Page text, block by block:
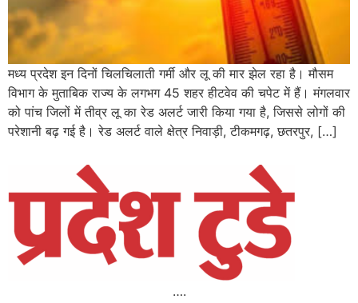
मध्य प्रदेश इन दिनों चिलचिलाती गर्मी और लू की मार झेल रहा है। मौसम
विभाग के मुताबिक राज्य के लगभग 45 शहर हीटवेव की चपेट में हैं। मंगलवार
को पांच जिलों में तीव्र लू का रेड अलर्ट जारी किया गया है, जिससे लोगों की
परेशानी बढ़ गई है। रेड अलर्ट वाले क्षेत्र निवाड़ी, टीकमगढ़, छतरपुर, […]
….